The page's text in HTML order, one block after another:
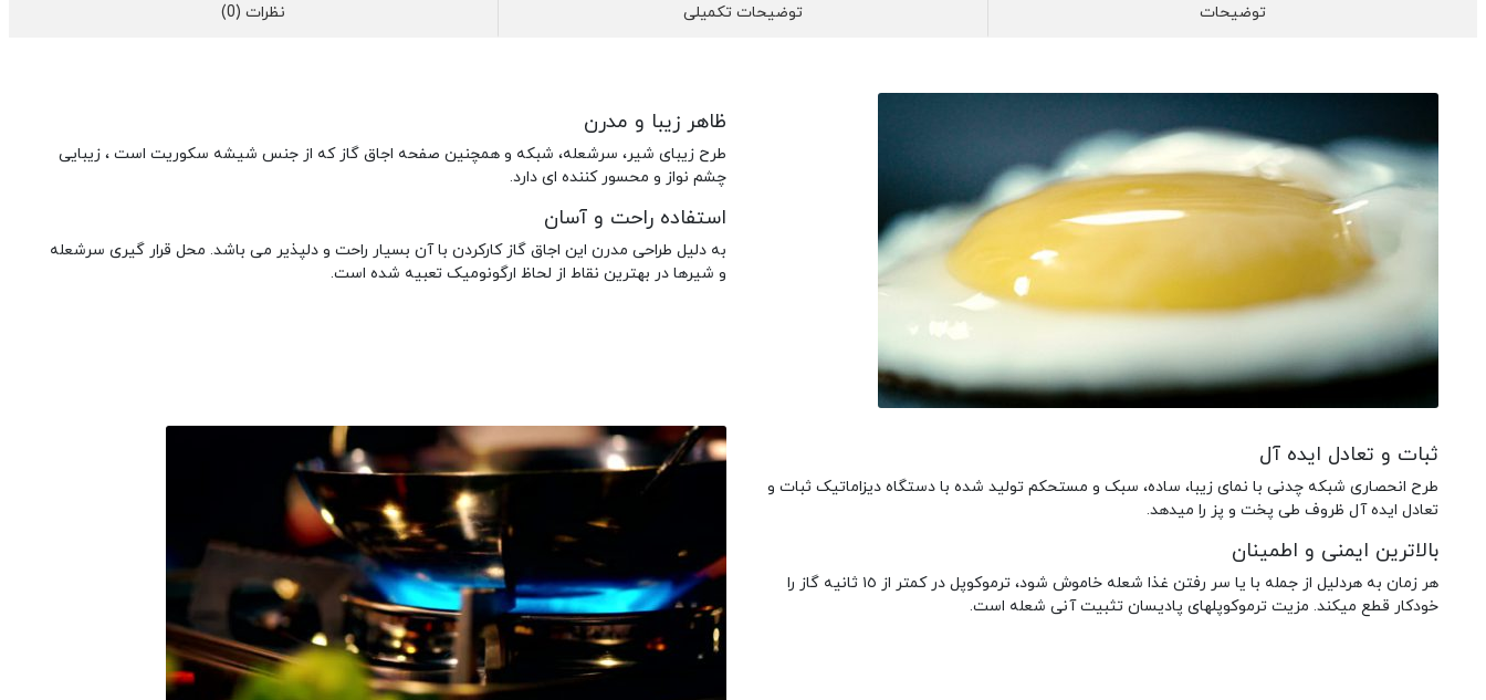
توضیحات توضیحات تکمیلی نظرات (0)
ظاهر زیبا و مدرن
طرح زیبای شیر، سرشعله، شبکه و همچنین صفحه اجاق گاز که از جنس شیشه سکوریت است ، زیبایی
چشم نواز و محسور کننده ای دارد.
استفاده راحت و آسان
به دلیل طراحی مدرن این اجاق گاز کارکردن با آن بسیار راحت و دلپذیر می باشد. محل قرار گیری سرشعله
و شیرها در بهترین نقاط از لحاظ ارگونومیک تعبیه شده است.
ثبات و تعادل ایده آل
طرح انحصاری شبکه چدنی با نمای زیبا، ساده، سبک و مستحکم تولید شده با دستگاه دیزاماتیک ثبات و
تعادل ایده آل ظروف طی پخت و پز را میدهد.
بالاترین ایمنی و اطمینان
هر زمان به هردلیل از جمله با یا سر رفتن غذا شعله خاموش شود، ترموکوپل در کمتر از ١٥ ثانیه گاز را
خودکار قطع میکند. مزیت ترموکوپلهای پادیسان تثبیت آنی شعله است.